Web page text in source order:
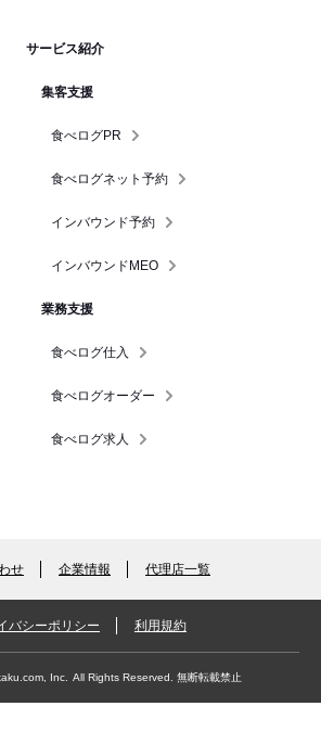
サービス紹介
集客支援
食べログPR
食べログネット予約
インバウンド予約
インバウンドMEO
業務支援
食べログ仕入
食べログオーダー
食べログ求人
せ 企業情報 代理店一覧
バシーポリシー 利用規約
Inc. All Rights Reserved. 無断転載禁止